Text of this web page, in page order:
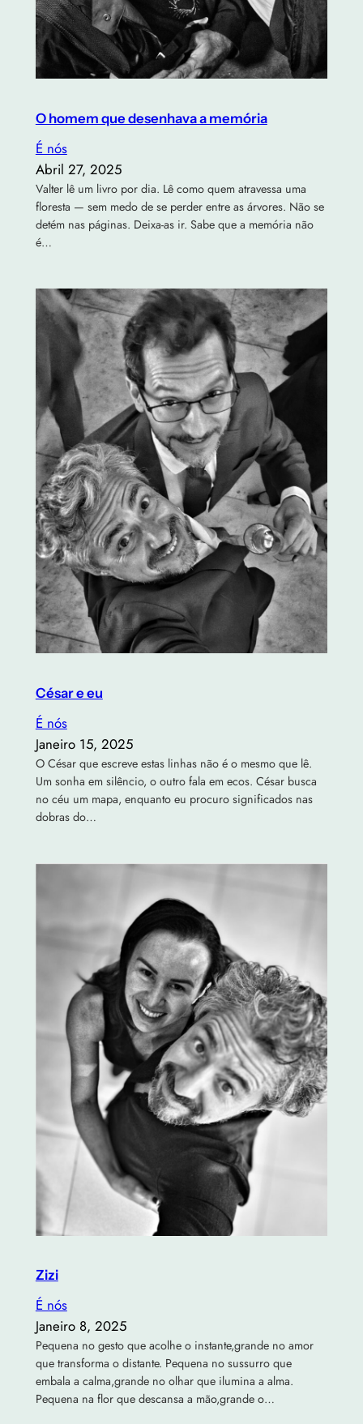
O homem que desenhava a memória
É nós
Abril 27, 2025
Valter lê um livro por dia. Lê como quem atravessa uma
floresta — sem medo de se perder entre as árvores. Não se
detém nas páginas. Deixa-as ir. Sabe que a memória não
é…
César e eu
É nós
Janeiro 15, 2025
O César que escreve estas linhas não é o mesmo que lê.
Um sonha em silêncio, o outro fala em ecos. César busca
no céu um mapa, enquanto eu procuro significados nas
dobras do…
Zizi
É nós
Janeiro 8, 2025
Pequena no gesto que acolhe o instante,grande no amor
que transforma o distante. Pequena no sussurro que
embala a calma,grande no olhar que ilumina a alma.
Pequena na flor que descansa a mão,grande o…